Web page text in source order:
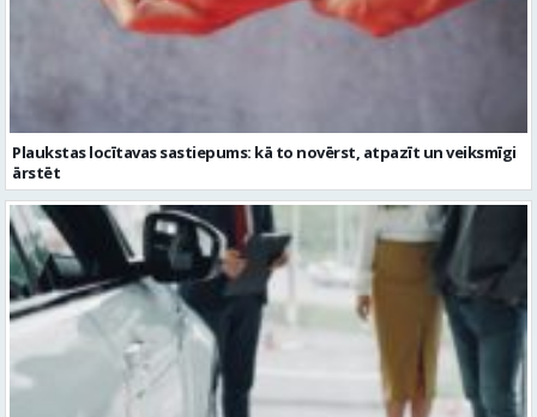
Plaukstas locītavas sastiepums: kā to novērst, atpazīt un veiksmīgi